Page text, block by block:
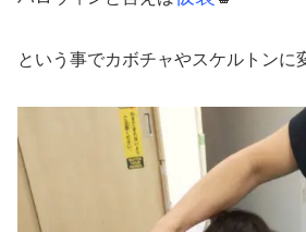
という事でカボチャやスケルトンに